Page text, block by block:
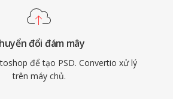
đổi đám mây
để tạo PSD. Convertio xử lý
trên máy chủ.